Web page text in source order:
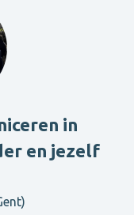
in
en jezelf